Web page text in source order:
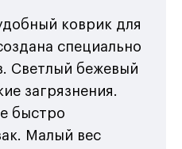
коврик для
специально
Светлый бежевый
загрязнения.
быстро
Малый вес